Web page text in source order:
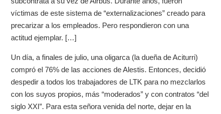
víctimas de este sistema de “externalizaciones” creado para
precarizar a los empleados. Pero respondieron con una
actitud ejemplar. […]
Un día, a finales de julio, una oligarca (la dueña de Aciturri)
compró el 76% de las acciones de Alestis. Entonces, decidió
despedir a todos los trabajadores de LTK para no mezclarlos
con los suyos propios, más “moderados” y con contratos “del
siglo XXI”. Para esta señora venida del norte, dejar en la